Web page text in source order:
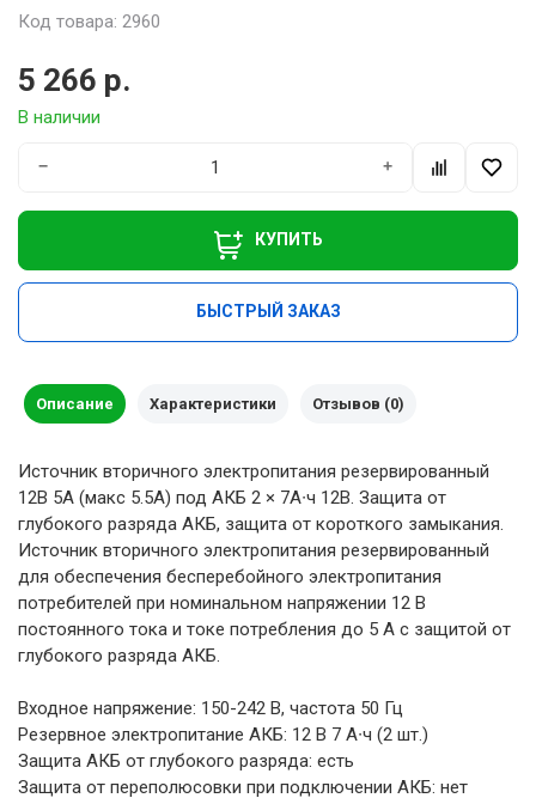
Код товара: 2960
5 266 р.
В наличии
− +
КУПИТЬ
БЫСТРЫЙ ЗАКАЗ
Описание Характеристики Отзывов (0)
Источник вторичного электропитания резервированный
12В 5А (макс 5.5А) под АКБ 2 × 7А∙ч 12В. Защита от
глубокого разряда АКБ, защита от короткого замыкания.
Источник вторичного электропитания резервированный
для обеспечения бесперебойного электропитания
потребителей при номинальном напряжении 12 В
постоянного тока и токе потребления до 5 А с защитой от
глубокого разряда АКБ.
Входное напряжение: 150-242 В, частота 50 Гц
Резервное электропитание АКБ: 12 В 7 А∙ч (2 шт.)
Защита АКБ от глубокого разряда: есть
Защита от переполюсовки при подключении АКБ: нет